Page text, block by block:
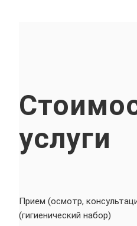
услуги
Прием (осмотр,
(гигиенический набор)